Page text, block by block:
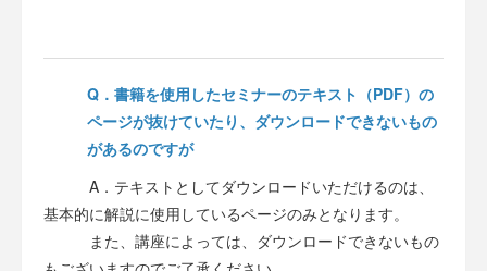
Q．書籍を使用したセミナーのテキスト（PDF）の
ページが抜けていたり、ダウンロードできないもの
があるのですが
A．テキストとしてダウンロードいただけるのは、
基本的に解説に使用しているページのみとなります。
また、講座によっては、ダウンロードできないもの